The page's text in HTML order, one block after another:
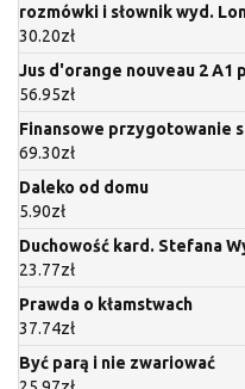
rozmówki i słownik wyd.
30.20zł
Jus d'orange nouveau 2 A1
56.95zł
Finansowe przygotowanie
69.30zł
Daleko od domu
5.90zł
Duchowość kard. Stefana
23.77zł
Prawda o kłamstwach
37.74zł
Być parą i nie zwariować